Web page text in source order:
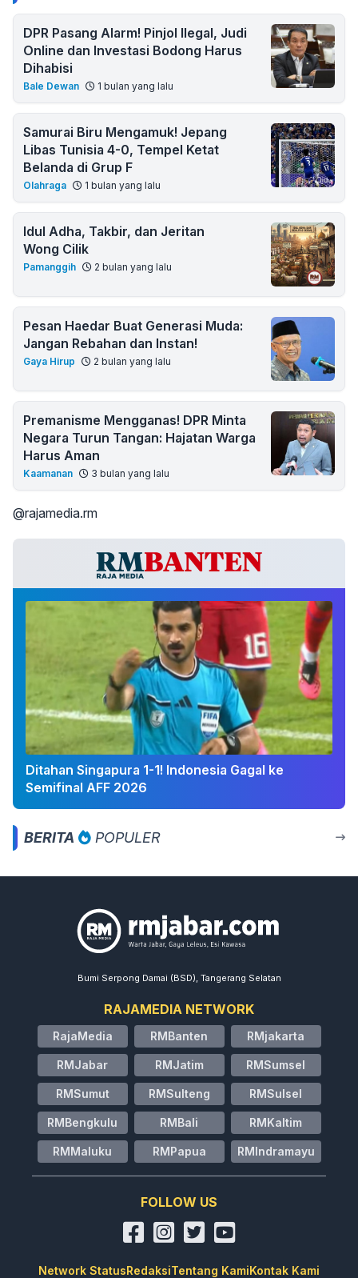
DPR Pasang Alarm! Pinjol Ilegal, Judi
Online dan Investasi Bodong Harus
Dihabisi
Bale Dewan 1 bulan yang lalu
Samurai Biru Mengamuk! Jepang
Libas Tunisia 4-0, Tempel Ketat
Belanda di Grup F
Olahraga 1 bulan yang lalu
Idul Adha, Takbir, dan Jeritan
Wong Cilik
Pamanggih 2 bulan yang lalu
Pesan Haedar Buat Generasi Muda:
Jangan Rebahan dan Instan!
Gaya Hirup 2 bulan yang lalu
Premanisme Mengganas! DPR Minta
Negara Turun Tangan: Hajatan Warga
Harus Aman
Kaamanan 3 bulan yang lalu
@rajamedia.rm
Ditahan Singapura 1-1! Indonesia Gagal ke
Semifinal AFF 2026
BERITA POPULER
Bumi Serpong Damai (BSD), Tangerang Selatan
RAJAMEDIA NETWORK
RajaMedia RMBanten RMjakarta
RMJabar RMJatim RMSumsel
RMSumut RMSulteng RMSulsel
RMBengkulu RMBali RMKaltim
RMMaluku RMPapua RMIndramayu
FOLLOW US
Network StatusRedaksiTentang KamiKontak Kami